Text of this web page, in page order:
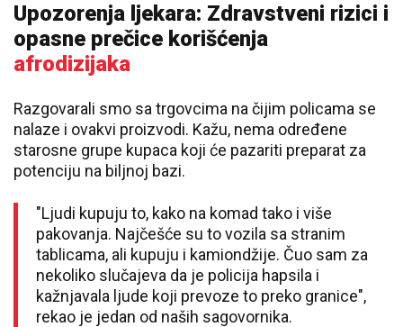
Upozorenja ljekara: Zdravstveni rizici i
opasne prečice korišćenja
afrodizijaka
Razgovarali smo sa trgovcima na čijim policama se
nalaze i ovakvi proizvodi. Kažu, nema određene
starosne grupe kupaca koji će pazariti preparat za
potenciju na biljnoj bazi.
"Ljudi kupuju to, kako na komad tako i više
pakovanja. Najčešće su to vozila sa stranim
tablicama, ali kupuju i kamiondžije. Čuo sam za
nekoliko slučajeva da je policija hapsila i
kažnjavala ljude koji prevoze to preko granice",
rekao je jedan od naših sagovornika.